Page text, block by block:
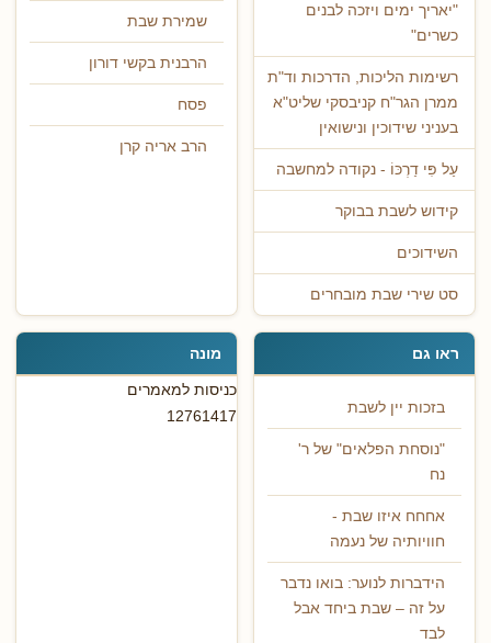
"יאריך ימים ויזכה לבנים
כשרים"
רשימות הליכות, הדרכות וד"ת
ממרן הגר"ח קניבסקי שליט"א
בעניני שידוכין ונישואין
עַל פִּי דַרְכּוֹ - נקודה למחשבה
קידוש לשבת בבוקר
השידוכים
סט שירי שבת מובחרים
שמירת שבת
הרבנית בקשי דורון
פסח
הרב אריה קרן
ראו גם
בזכות יין לשבת
"נוסחת הפלאים" של ר'
נח
אחחח איזו שבת -
חוויותיה של נעמה
הידברות לנוער: בואו נדבר
על זה – שבת ביחד אבל
לבד
מונה
כניסות למאמרים
12761417